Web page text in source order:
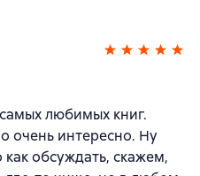
любимых книг.
очень интересно. Ну
как обсуждать, скажем,